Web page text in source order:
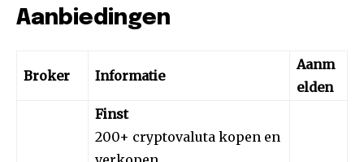
Aanbiedingen
Broker Informatie
Aanm
elden
Finst
200+ cryptovaluta kopen en